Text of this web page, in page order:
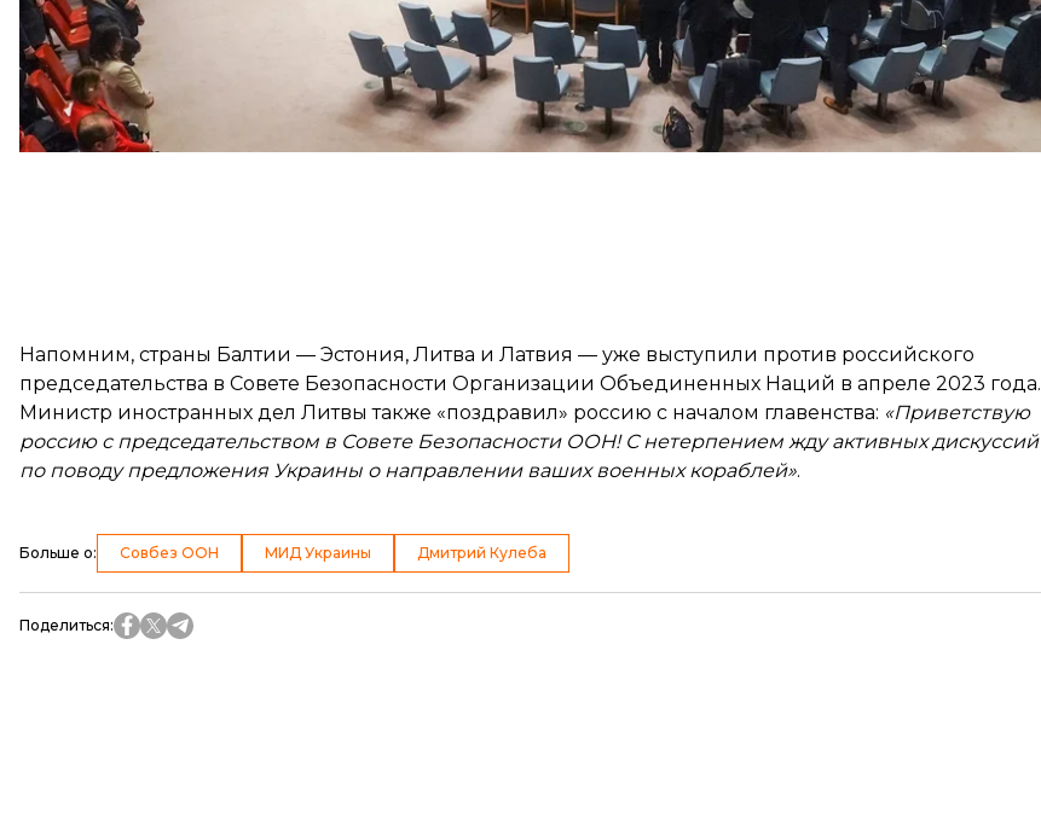
Напомним, страны Балтии — Эстония, Литва и Латвия — уже выступили против российского
председательства в Совете Безопасности Организации Объединенных Наций в апреле 2023 года.
Министр иностранных дел Литвы также «поздравил» россию с началом главенства: «Приветствую
россию с председательством в Совете Безопасности ООН! С нетерпением жду активных дискуссий
по поводу предложения Украины о направлении ваших военных кораблей».
Больше о: Совбез ООН МИД Украины Дмитрий Кулеба
Поделиться: